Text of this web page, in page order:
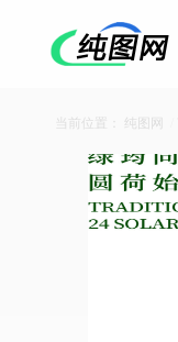
当前位置： 纯图网